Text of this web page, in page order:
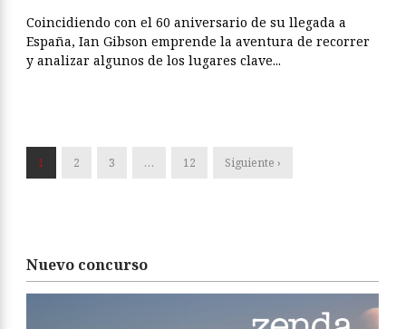
Coincidiendo con el 60 aniversario de su llegada a
España, Ian Gibson emprende la aventura de recorrer
y analizar algunos de los lugares clave...
1 2 3 … 12 Siguiente ›
Nuevo concurso